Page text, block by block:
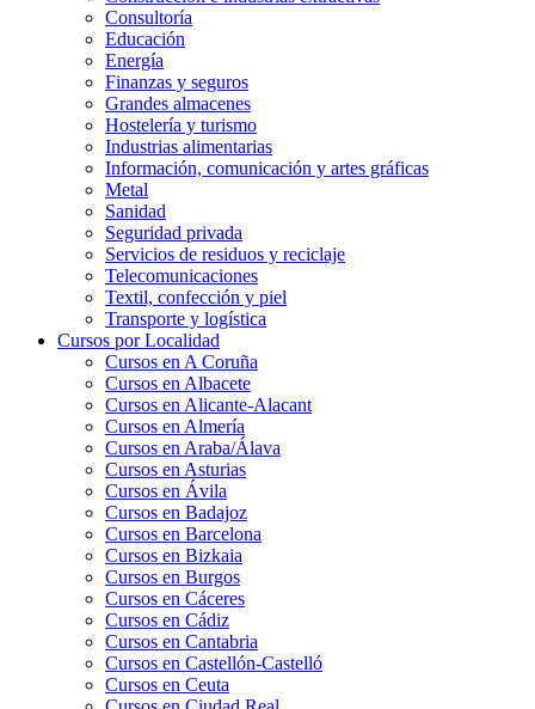
Consultoría
Educación
Energía
Finanzas y seguros
Grandes almacenes
Hostelería y turismo
Industrias alimentarias
Información, comunicación y artes gráficas
Metal
Sanidad
Seguridad privada
Servicios de residuos y reciclaje
Telecomunicaciones
Textil, confección y piel
Transporte y logística
Cursos por Localidad
Cursos en A Coruña
Cursos en Albacete
Cursos en Alicante-Alacant
Cursos en Almería
Cursos en Araba/Álava
Cursos en Asturias
Cursos en Ávila
Cursos en Badajoz
Cursos en Barcelona
Cursos en Bizkaia
Cursos en Burgos
Cursos en Cáceres
Cursos en Cádiz
Cursos en Cantabria
Cursos en Castellón-Castelló
Cursos en Ceuta